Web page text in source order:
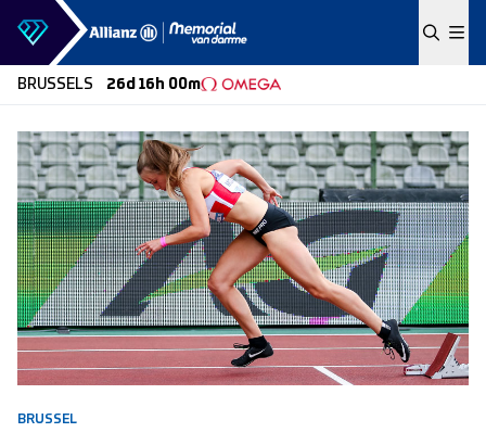
Skip to content
BRUSSELS 26d 16h 00m
BRUSSEL